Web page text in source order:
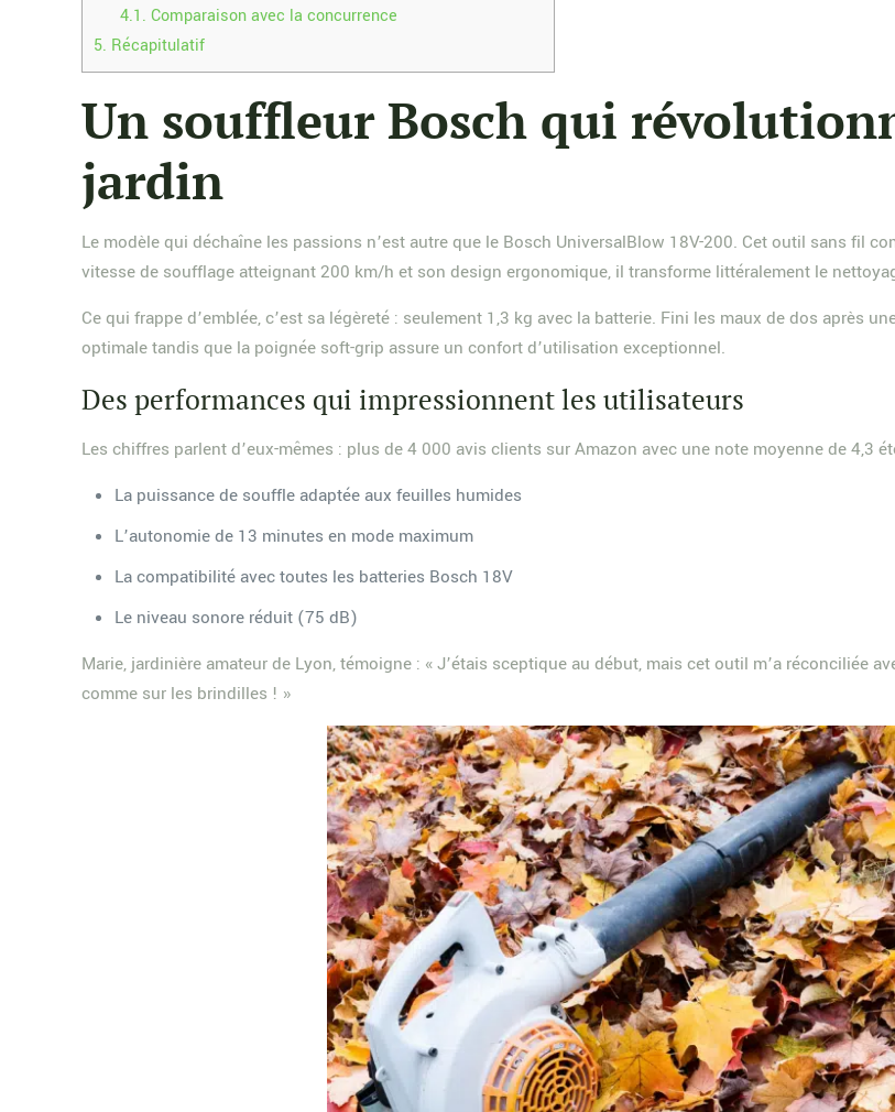
4.1. Comparaison avec la concurrence
5. Récapitulatif
Un souffleur Bosch qui
jardin
Le modèle qui déchaîne les passions n’est autre que le Bosch UniversalBlow 18V-200. Cet outil sans fil
vitesse de soufflage atteignant 200 km/h et son design ergonomique, il transforme littéralement le
Ce qui frappe d’emblée, c’est sa légèreté : seulement 1,3 kg avec la batterie. Fini les maux de dos après
optimale tandis que la poignée soft-grip assure un confort d’utilisation exceptionnel.
Des performances qui impressionnent les utilisateurs
Les chiffres parlent d’eux-mêmes : plus de 4 000 avis clients sur Amazon avec une note moyenne de 4,3
La puissance de souffle adaptée aux feuilles humides
L’autonomie de 13 minutes en mode maximum
La compatibilité avec toutes les batteries Bosch 18V
Le niveau sonore réduit (75 dB)
Marie, jardinière amateur de Lyon, témoigne : « J’étais sceptique au début, mais cet outil m’a réconciliée
comme sur les brindilles ! »